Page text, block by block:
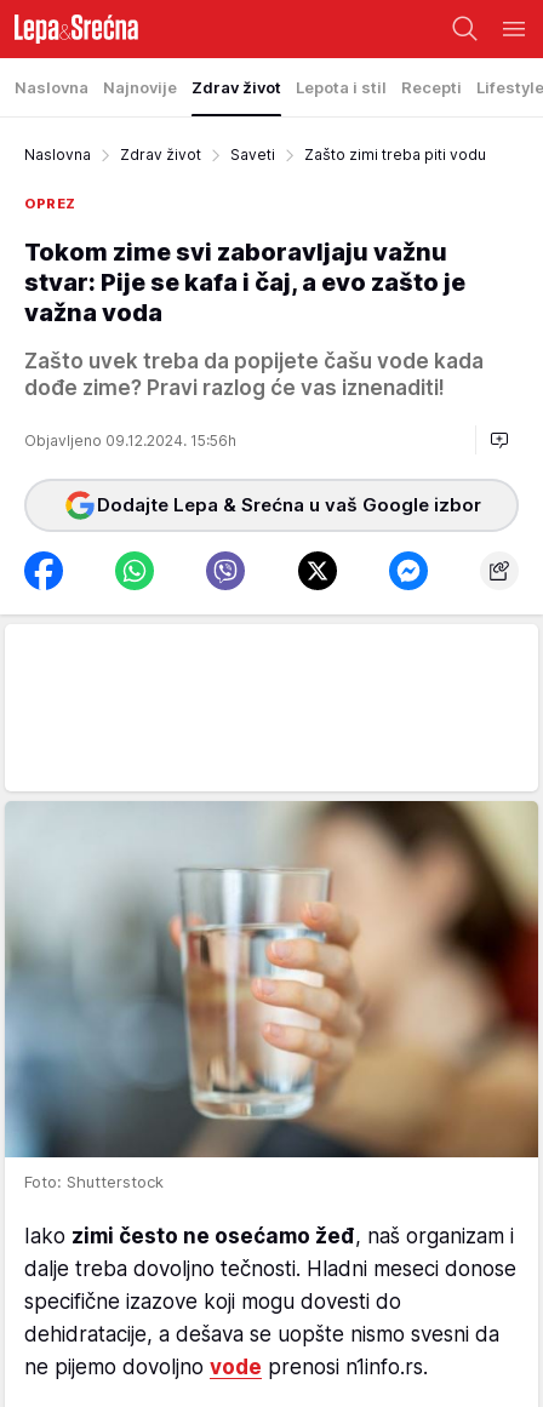
Naslovna Najnovije Zdrav život Lepota i stil Recepti Lifestyle
Naslovna Zdrav život Saveti Zašto zimi treba piti vodu
OPREZ
Tokom zime svi zaboravljaju važnu
stvar: Pije se kafa i čaj, a evo zašto je
važna voda
Zašto uvek treba da popijete čašu vode kada
dođe zime? Pravi razlog će vas iznenaditi!
Objavljeno 09.12.2024. 15:56h
Dodajte Lepa & Srećna u vaš Google izbor
Foto: Shutterstock
Iako zimi često ne osećamo žeđ, naš organizam i
dalje treba dovoljno tečnosti. Hladni meseci donose
specifične izazove koji mogu dovesti do
dehidratacije, a dešava se uopšte nismo svesni da
ne pijemo dovoljno vode prenosi n1info.rs.